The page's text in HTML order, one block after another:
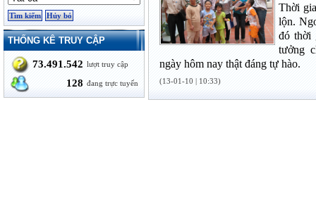
THỐNG KÊ TRUY CẬP
73.491.542 lượt truy cập
128 đang trực tuyến
Thời
lộn.
đó thời
tưởng
ngày hôm nay thật đáng tự hào.
(13-01-10 | 10:33)